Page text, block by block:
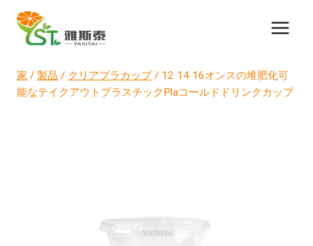
家 / 製品 / クリアプラカップ / 12 14 16オンスの堆肥化可
能なテイクアウトプラスチックPlaコールドドリンクカップ